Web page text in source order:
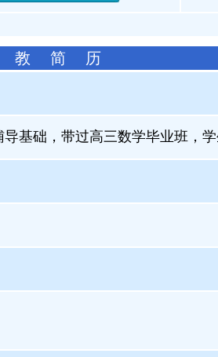
教 简 历
基础，带过高三数学毕业班，